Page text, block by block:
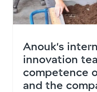
Anouk’s
innovation
competence
and the